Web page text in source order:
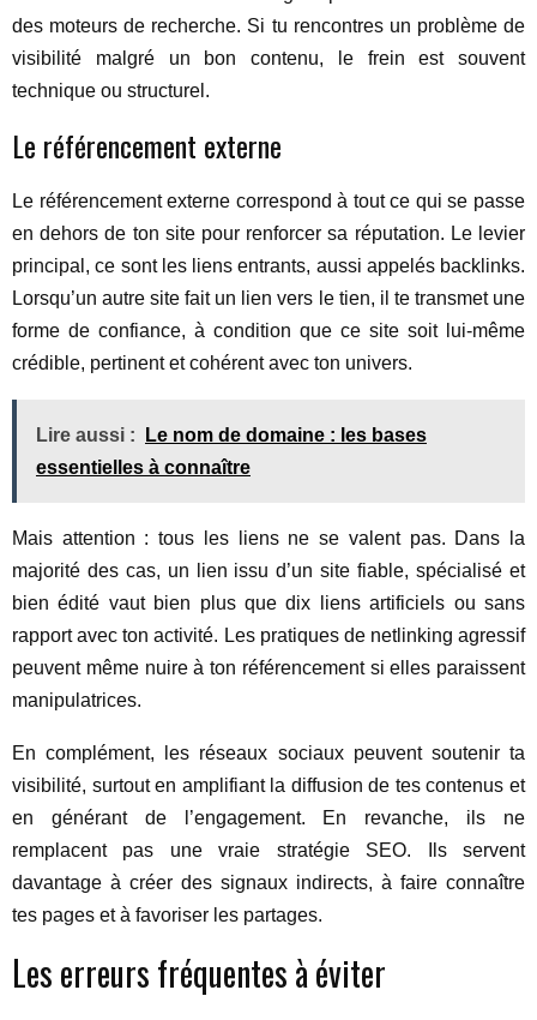
des moteurs de recherche. Si tu rencontres un problème de
visibilité malgré un bon contenu, le frein est souvent
technique ou structurel.
Le référencement externe
Le référencement externe correspond à tout ce qui se passe
en dehors de ton site pour renforcer sa réputation. Le levier
principal, ce sont les liens entrants, aussi appelés backlinks.
Lorsqu’un autre site fait un lien vers le tien, il te transmet une
forme de confiance, à condition que ce site soit lui-même
crédible, pertinent et cohérent avec ton univers.
Lire aussi :
Le nom de domaine : les bases
essentielles à connaître
Mais attention : tous les liens ne se valent pas. Dans la
majorité des cas, un lien issu d’un site fiable, spécialisé et
bien édité vaut bien plus que dix liens artificiels ou sans
rapport avec ton activité. Les pratiques de netlinking agressif
peuvent même nuire à ton référencement si elles paraissent
manipulatrices.
En complément, les réseaux sociaux peuvent soutenir ta
visibilité, surtout en amplifiant la diffusion de tes contenus et
en générant de l’engagement. En revanche, ils ne
remplacent pas une vraie stratégie SEO. Ils servent
davantage à créer des signaux indirects, à faire connaître
tes pages et à favoriser les partages.
Les erreurs fréquentes à éviter